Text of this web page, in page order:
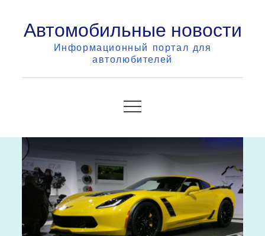
contentАвтомобильные новости
Информационный портал для
автолюбителей